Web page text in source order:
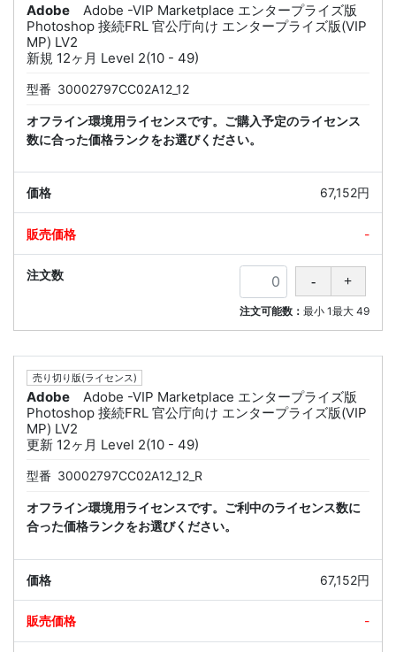
Adobe
Adobe -VIP Marketplace エンタープライズ版
Photoshop 接続FRL 官公庁向け エンタープライズ版(VIP
MP) LV2
新規 12ヶ月 Level 2(10 - 49)
型番 30002797CC02A12_12
オフライン環境用ライセンスです。ご購入予定のライセンス
数に合った価格ランクをお選びください。
67,152円
-
注文可能数： 最小 1最大 49
売り切り版(ライセンス)
Adobe
Adobe -VIP Marketplace エンタープライズ版
Photoshop 接続FRL 官公庁向け エンタープライズ版(VIP
MP) LV2
更新 12ヶ月 Level 2(10 - 49)
型番 30002797CC02A12_12_R
オフライン環境用ライセンスです。ご利中のライセンス数に
合った価格ランクをお選びください。
67,152円
-